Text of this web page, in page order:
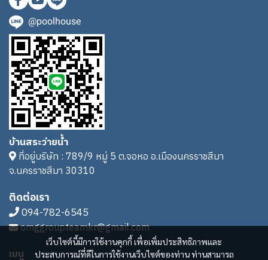
เว็บไซต์นี้มีการใช้งานคุกกี้ เพื่อเพิ่มประสิทธิภาพและ
ประสบการณ์ที่ดีในการใช้งานเว็บไซต์ของท่าน ท่านสามารถ
@poolhouse
บ้านสระว่ายน้ำ
ที่อยู่บริษัท : 789/9 หมู่ 5 ต.จอหอ อ.เมืองนครราชสีมา
จ.นครราชสีมา 30310
ติดต่อเรา
094-782-6545
omggroupteamkr@gmail.com
เมนู